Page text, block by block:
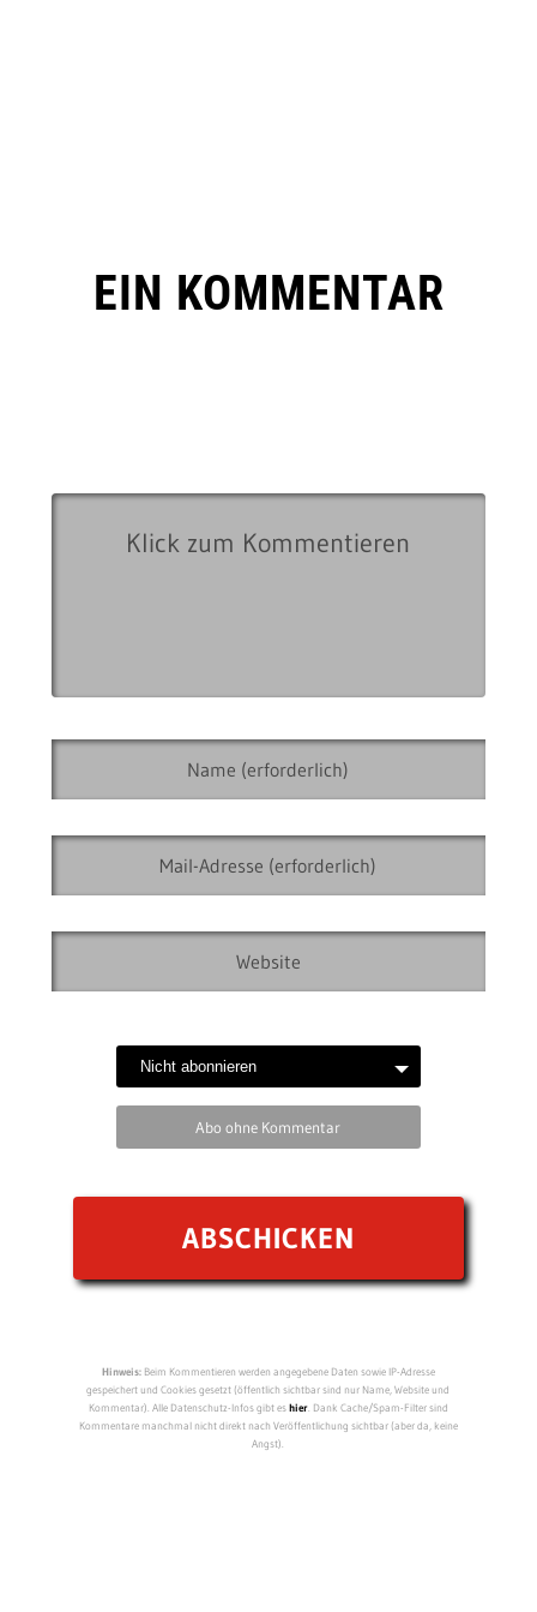
EIN KOMMENTAR
Abo ohne Kommentar
Hinweis:Beim Kommentieren werden angegebene Daten sowie IP-Adresse
gespeichert und Cookies gesetzt (öffentlich sichtbar sind nur Name, Website und
Kommentar). Alle Datenschutz-Infos gibt eshier. Dank Cache/Spam-Filter sind
Kommentare manchmal nicht direkt nach Veröffentlichung sichtbar (aber da, keine
Angst).